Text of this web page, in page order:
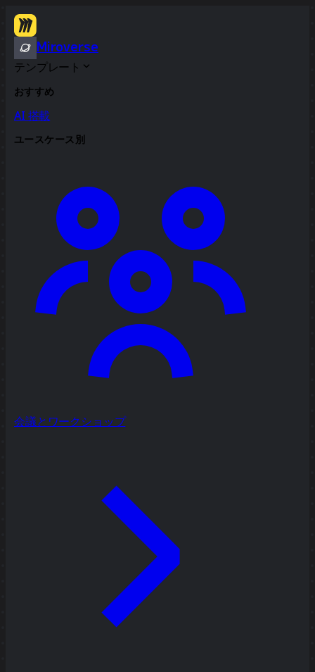
Miroverse
テンプレート
おすすめ
AI 搭載
ユースケース別
会議とワークショップ